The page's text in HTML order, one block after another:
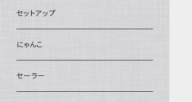
セットアップ
にゃんこ
セーラー